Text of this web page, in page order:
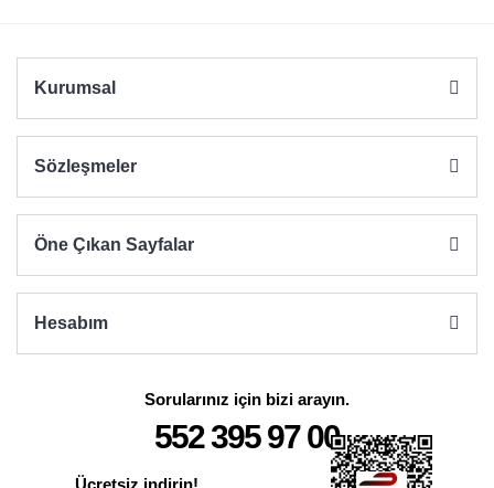
Kurumsal
Sözleşmeler
Öne Çıkan Sayfalar
Hesabım
Sorularınız için bizi arayın.
552 395 97 00
Ücretsiz indirin!